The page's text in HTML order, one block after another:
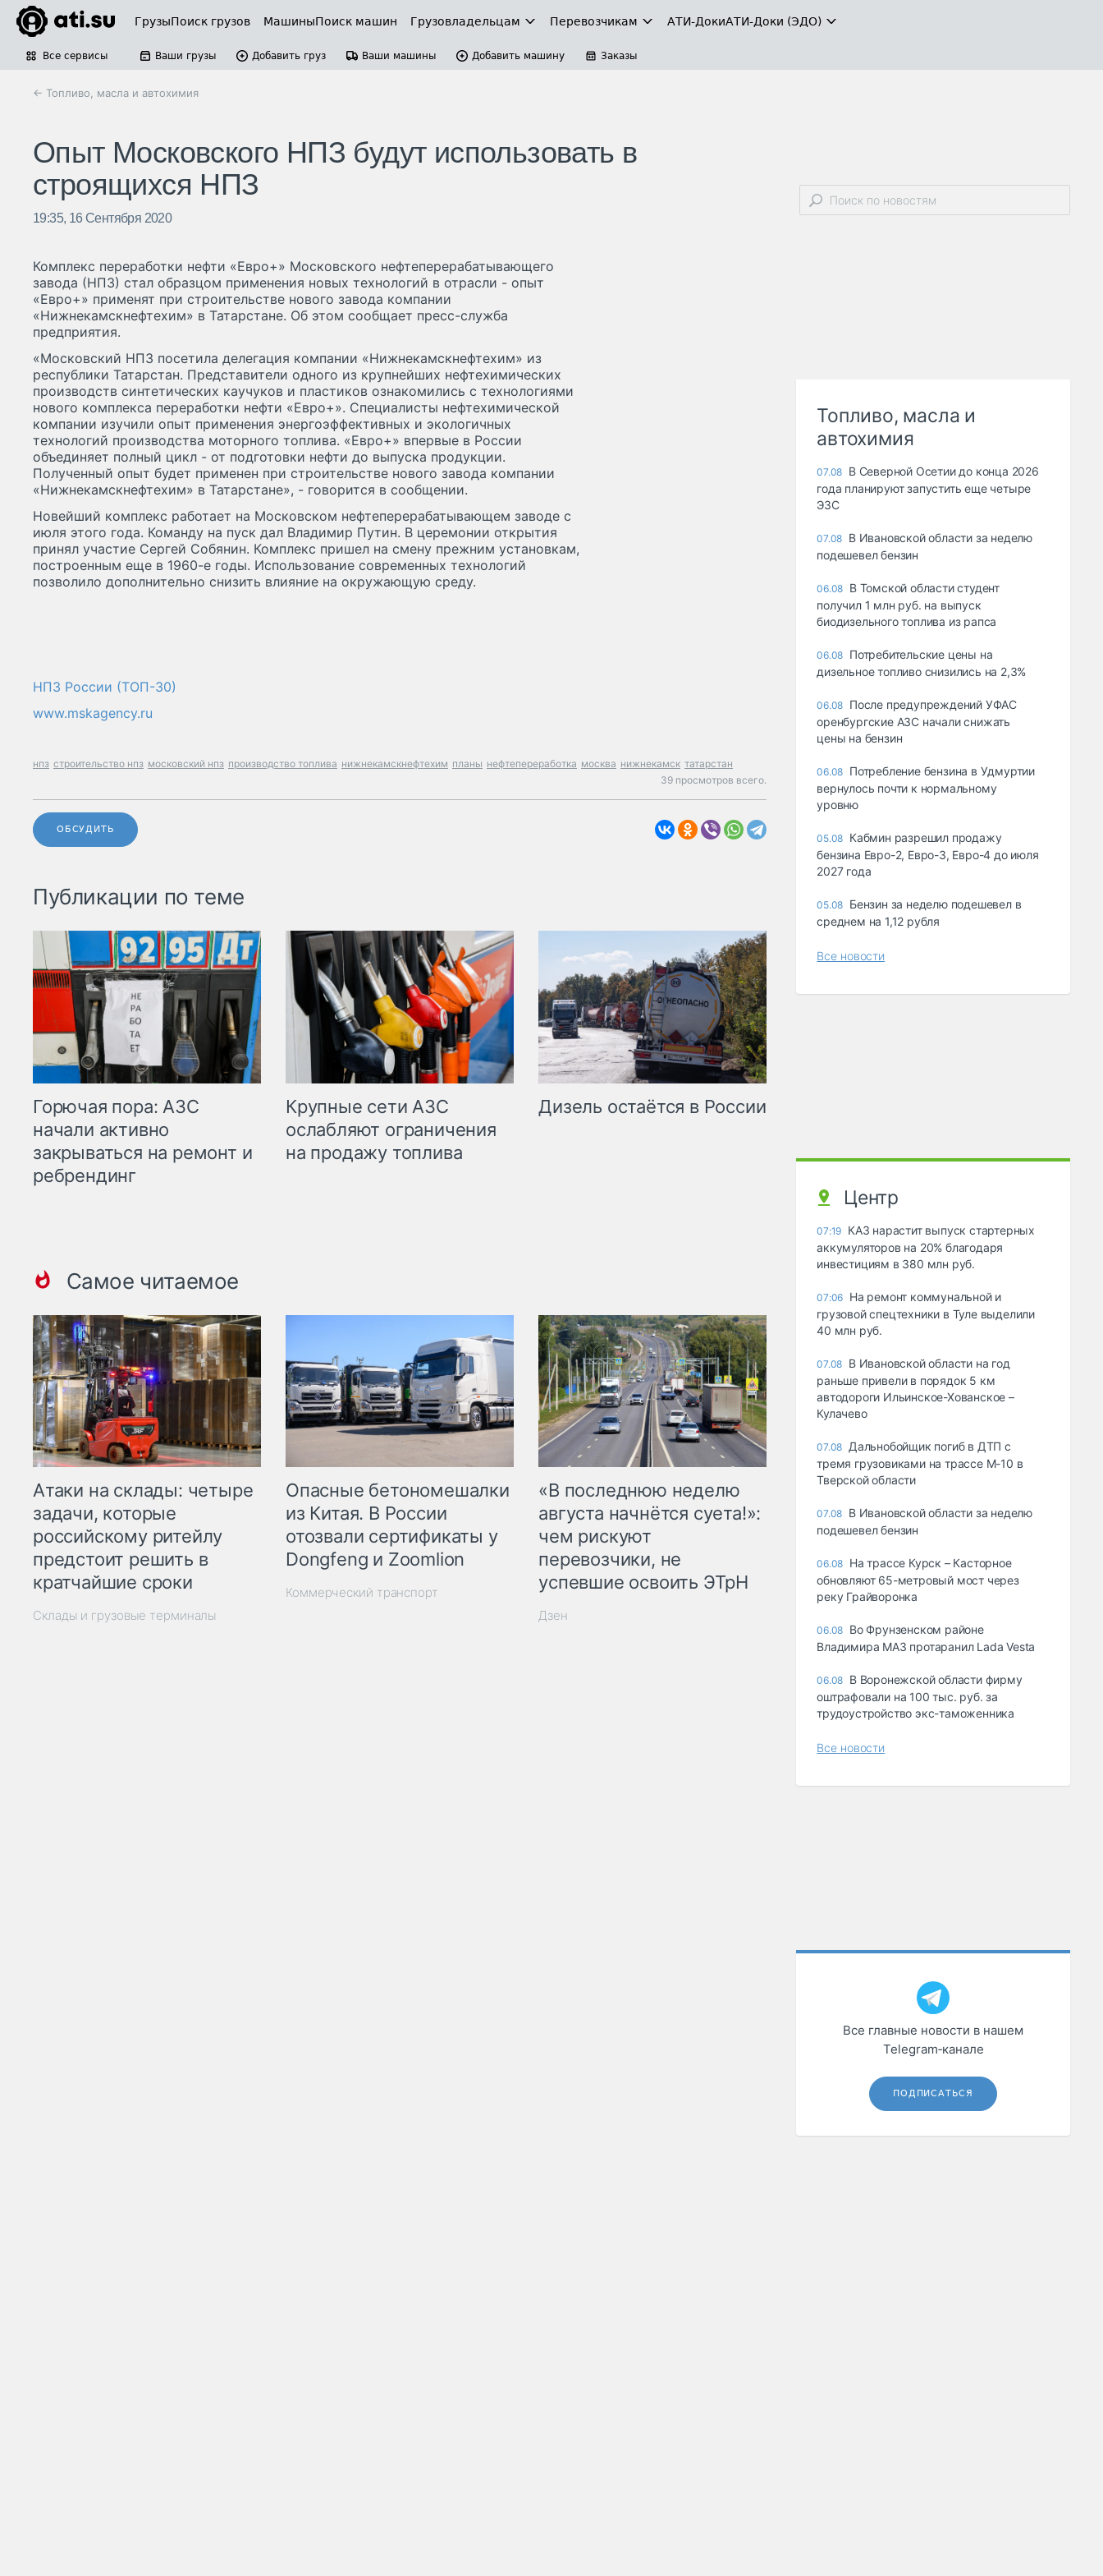
ГрузыПоиск грузов МашиныПоиск машин Грузовладельцам Перевозчикам АТИ-ДокиАТИ-Доки (ЭДО)
Все сервисы Ваши грузы Добавить груз Ваши машины Добавить машину Заказы
← Топливо, масла и автохимия
Опыт Московского НПЗ будут использовать в
строящихся НПЗ
19:35, 16 Сентября 2020
Комплекс переработки нефти «Евро+» Московского нефтеперерабатывающего
завода (НПЗ) стал образцом применения новых технологий в отрасли - опыт
«Евро+» применят при строительстве нового завода компании
«Нижнекамскнефтехим» в Татарстане. Об этом сообщает пресс-служба
предприятия.
«Московский НПЗ посетила делегация компании «Нижнекамскнефтехим» из
республики Татарстан. Представители одного из крупнейших нефтехимических
производств синтетических каучуков и пластиков ознакомились с технологиями
нового комплекса переработки нефти «Евро+». Специалисты нефтехимической
компании изучили опыт применения энергоэффективных и экологичных
технологий производства моторного топлива. «Евро+» впервые в России
объединяет полный цикл - от подготовки нефти до выпуска продукции.
Полученный опыт будет применен при строительстве нового завода компании
«Нижнекамскнефтехим» в Татарстане», - говорится в сообщении.
Новейший комплекс работает на Московском нефтеперерабатывающем заводе с
июля этого года. Команду на пуск дал Владимир Путин. В церемонии открытия
принял участие Сергей Собянин. Комплекс пришел на смену прежним установкам,
построенным еще в 1960-е годы. Использование современных технологий
позволило дополнительно снизить влияние на окружающую среду.
НПЗ России (ТОП-30)
www.mskagency.ru
нпз строительство нпз московский нпз производство топлива нижнекамскнефтехим планы нефтепереработка москва нижнекамск татарстан
39 просмотров всего.
ОБСУДИТЬ
Публикации по теме
Горючая пора: АЗС
начали активно
закрываться на ремонт и
ребрендинг
Крупные сети АЗС
ослабляют ограничения
на продажу топлива
Дизель остаётся в России
Самое читаемое
Атаки на склады: четыре
задачи, которые
российскому ритейлу
предстоит решить в
кратчайшие сроки
Склады и грузовые терминалы
Опасные бетономешалки
из Китая. В России
отозвали сертификаты у
Dongfeng и Zoomlion
Коммерческий транспорт
«В последнюю неделю
августа начнётся суета!»:
чем рискуют
перевозчики, не
успевшие освоить ЭТрН
Дзен
Топливо, масла и
автохимия
07.08 В Северной Осетии до конца 2026
года планируют запустить еще четыре
ЭЗС
07.08 В Ивановской области за неделю
подешевел бензин
06.08 В Томской области студент
получил 1 млн руб. на выпуск
биодизельного топлива из рапса
06.08 Потребительские цены на
дизельное топливо снизились на 2,3%
06.08 После предупреждений УФАС
оренбургские АЗС начали снижать
цены на бензин
06.08 Потребление бензина в Удмуртии
вернулось почти к нормальному
уровню
05.08 Кабмин разрешил продажу
бензина Евро-2, Евро-3, Евро-4 до июля
2027 года
05.08 Бензин за неделю подешевел в
среднем на 1,12 рубля
Все новости
Центр
07:19 КАЗ нарастит выпуск стартерных
аккумуляторов на 20% благодаря
инвестициям в 380 млн руб.
07:06 На ремонт коммунальной и
грузовой спецтехники в Туле выделили
40 млн руб.
07.08 В Ивановской области на год
раньше привели в порядок 5 км
автодороги Ильинское-Хованское –
Кулачево
07.08 Дальнобойщик погиб в ДТП с
тремя грузовиками на трассе М-10 в
Тверской области
07.08 В Ивановской области за неделю
подешевел бензин
06.08 На трассе Курск – Касторное
обновляют 65-метровый мост через
реку Грайворонка
06.08 Во Фрунзенском районе
Владимира МАЗ протаранил Lada Vesta
06.08 В Воронежской области фирму
оштрафовали на 100 тыс. руб. за
трудоустройство экс-таможенника
Все новости
Все главные новости в нашем
Telegram‑канале
ПОДПИСАТЬСЯ